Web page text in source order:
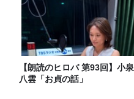
【朗読のヒロバ 第93回】小泉
八雲「お貞の話」